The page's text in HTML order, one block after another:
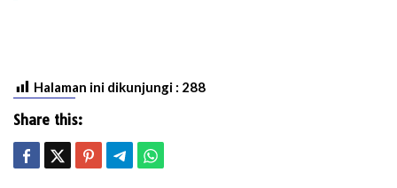
Halaman ini dikunjungi : 288
Share this: